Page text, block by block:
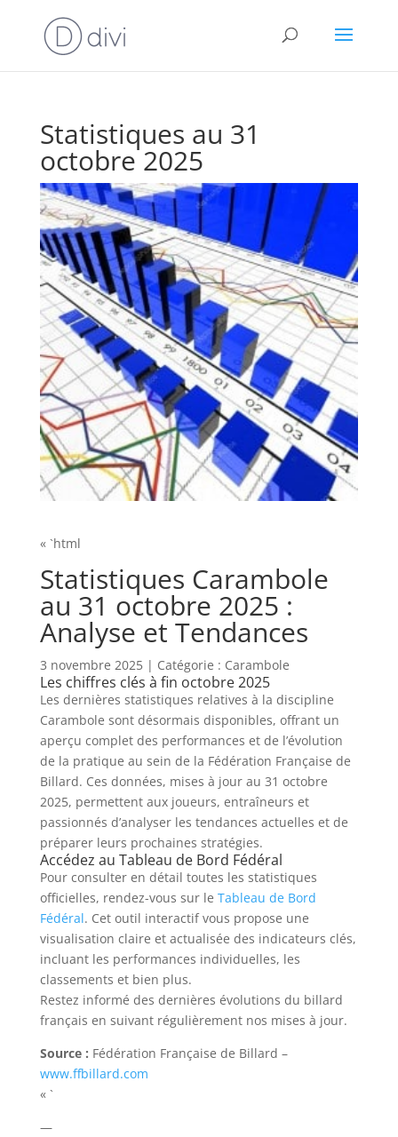
Statistiques au 31
octobre 2025
« `html
Statistiques Carambole
au 31 octobre 2025 :
Analyse et Tendances
3 novembre 2025| Catégorie : Carambole
Les chiffres clés à fin octobre 2025
Les dernières statistiques relatives à la discipline
Carambole sont désormais disponibles, offrant un
aperçu complet des performances et de l’évolution
de la pratique au sein de la Fédération Française de
Billard. Ces données, mises à jour au 31 octobre
2025, permettent aux joueurs, entraîneurs et
passionnés d’analyser les tendances actuelles et de
préparer leurs prochaines stratégies.
Accédez au Tableau de Bord Fédéral
Pour consulter en détail toutes les statistiques
officielles, rendez-vous sur le Tableau de Bord
Fédéral. Cet outil interactif vous propose une
visualisation claire et actualisée des indicateurs clés,
incluant les performances individuelles, les
classements et bien plus.
Restez informé des dernières évolutions du billard
français en suivant régulièrement nos mises à jour.
Source : Fédération Française de Billard –
www.ffbillard.com
« `
—